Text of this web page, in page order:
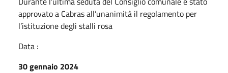
approvato a Cabras all’unanimità il regolamento per
l’istituzione degli stalli rosa
Data :
30 gennaio 2024